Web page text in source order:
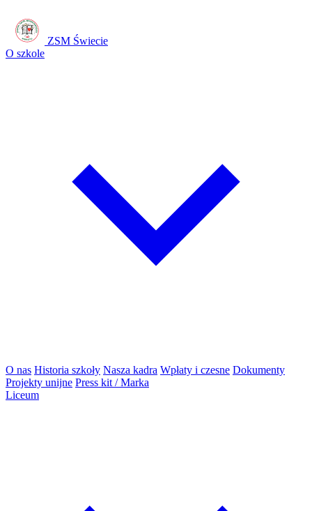
ZSM Świecie
O szkole
O nas Historia szkoły Nasza kadra Wpłaty i czesne Dokumenty
Projekty unijne Press kit / Marka
Liceum